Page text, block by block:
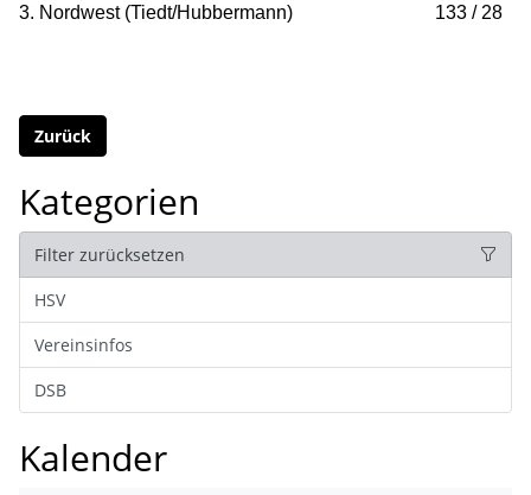
3. Nordwest (Tiedt/Hubbermann) 133 / 28
Zurück
Kategorien
Filter zurücksetzen
HSV
Vereinsinfos
DSB
Kalender